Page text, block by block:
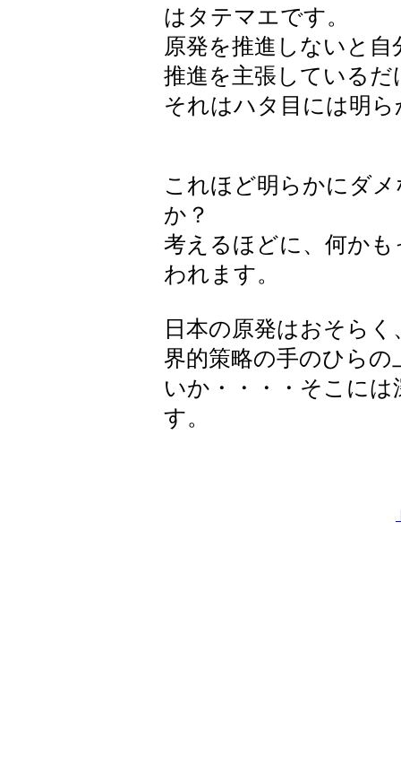
はタテマエです。
原発を推進しないと
推進を主張しているだ
それはハタ目には明
これほど明らかにダ
か？
考えるほどに、何か
われます。
日本の原発はおそら
界的策略の手のひら
いか・・・・そこに
す。